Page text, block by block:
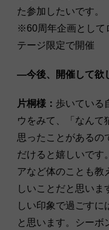
た参加したいです。
※60周年企画として
テージ限定で開催
―今後、開催して欲
片桐様： 歩いている
ウをみて、「なんて
思ったことがあるの
だけると嬉しいです
アなど体のことも教
しいことだと思いま
しい印象で過ごすに
と思います。シーボ